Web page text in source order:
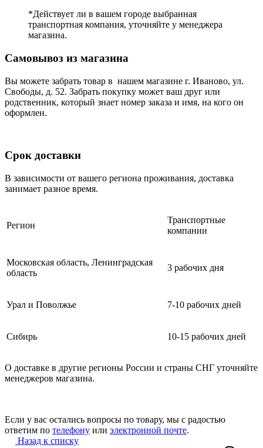
*Действует ли в вашем городе выбранная
транспортная компания, уточняйте у менеджера
магазина.
Самовывоз из магазина
Вы можете забрать товар в нашем магазине г. Иваново, ул.
Свободы, д. 52. Забрать покупку может ваш друг или
родственник, который знает номер заказа и имя, на кого он
оформлен.
Срок доставки
В зависимости от вашего региона проживания, доставка
занимает разное время.
Регион
Транспортные
компании
Московская область, Ленинградская
область
3 рабочих дня
Урал и Поволжье 7-10 рабочих дней
Сибирь 10-15 рабочих дней
О доставке в другие регионы России и страны СНГ уточняйте
менеджеров магазина.
Если у вас остались вопросы по товару, мы с радостью
ответим по телефону или электронной почте.
Назад к списку